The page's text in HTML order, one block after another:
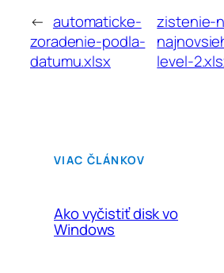
← automaticke-
zoradenie-podla-
datumu.xlsx
zistenie-
level-
VIAC ČLÁNKOV
Ako vyčistiť disk vo
Windows